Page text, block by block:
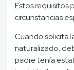
Estos requisitos
circunstancias
Cuando solicita
naturalizado,
padre tenía